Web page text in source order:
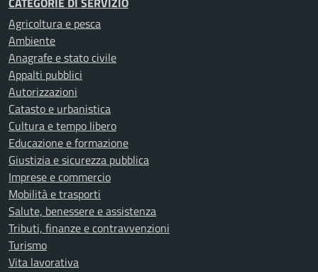
Agricoltura e pesca
Ambiente
Anagrafe e stato civile
Appalti pubblici
Autorizzazioni
Catasto e urbanistica
Cultura e tempo libero
Educazione e formazione
Giustizia e sicurezza pubblica
Imprese e commercio
Mobilità e trasporti
Salute, benessere e assistenza
Tributi, finanze e contravvenzioni
Turismo
Vita lavorativa